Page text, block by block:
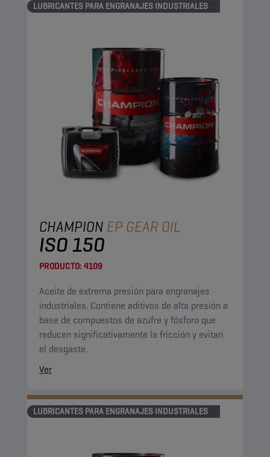
LUBRICANTES PARA ENGRANAJES INDUSTRIALES
CHAMPION EP GEAR OIL
ISO 150
PRODUCTO: 4109
Aceite de extrema presión para engranajes
industriales. Contiene aditivos de alta presión a
base de compuestos de azufre y fósforo que
reducen significativamente la fricción y evitan
el desgaste.
Ver
LUBRICANTES PARA ENGRANAJES INDUSTRIALES